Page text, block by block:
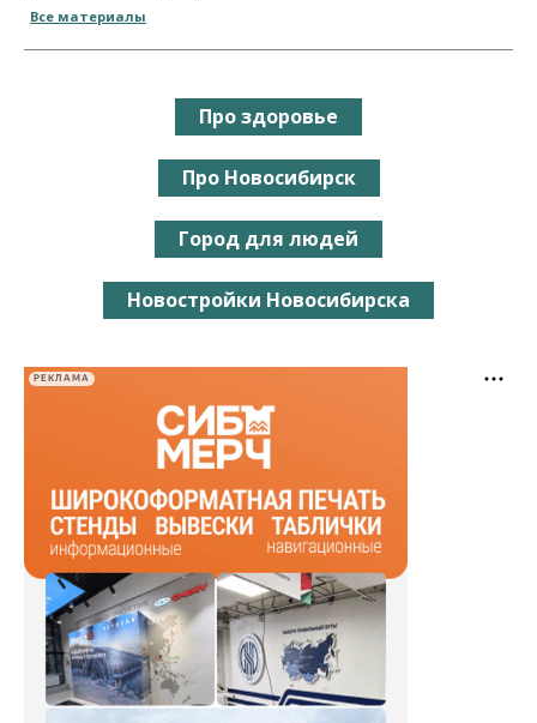
Все материалы
Про здоровье
Про Новосибирск
Город для людей
Новостройки Новосибирска
РЕКЛАМА